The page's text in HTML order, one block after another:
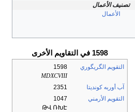
تصنيف الأعمال
الأعمال
1598 في التقاويم الأخرى
التقويم الگريگوري
1598
MDXCVIII
آب أوربه كونديتا
2351
التقويم الأرمني
1047
ԹՎ ՌԽԷ